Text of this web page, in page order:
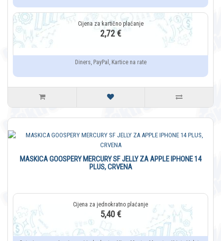
2,72 €
Diners, PayPal, Kartice na rate
MASKICA GOOSPERY MERCURY SF JELLY ZA APPLE IPHONE 14
PLUS, CRVENA
5,40 €